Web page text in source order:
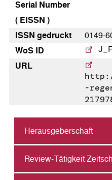
Serial Number
( EISSN )
ISSN gedruckt
0149-
WoS ID
URL
-
Herausgeber­schaft
Review-Tätigkeit